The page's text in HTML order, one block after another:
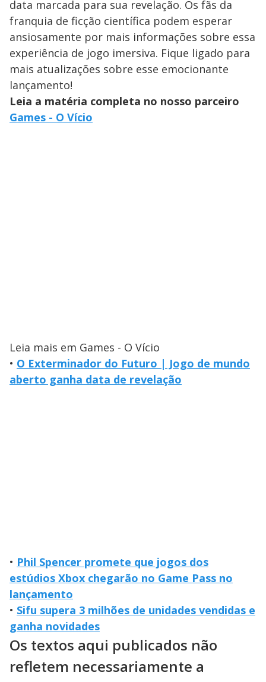
data marcada para sua revelação. Os fãs da
franquia de ficção científica podem esperar
ansiosamente por mais informações sobre essa
experiência de jogo imersiva. Fique ligado para
mais atualizações sobre esse emocionante
lançamento!
Leia a matéria completa no nosso parceiro
Games - O Vício
Leia mais em Games - O Vício
• O Exterminador do Futuro | Jogo de mundo
aberto ganha data de revelação
• Phil Spencer promete que jogos dos
estúdios Xbox chegarão no Game Pass no
lançamento
• Sifu supera 3 milhões de unidades vendidas e
ganha novidades
Os textos aqui publicados não
refletem necessariamente a